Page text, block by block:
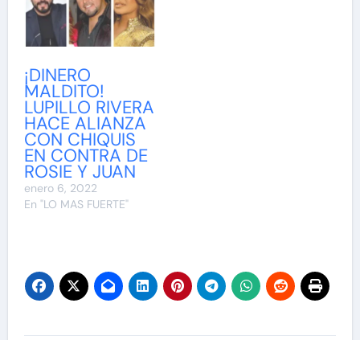
¡DINERO
MALDITO!
LUPILLO RIVERA
HACE ALIANZA
CON CHIQUIS
EN CONTRA DE
ROSIE Y JUAN
enero 6, 2022
En "LO MAS FUERTE"